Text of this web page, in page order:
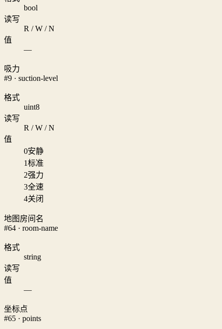
bool
读写
R / W / N
值
—
吸力
#9 · suction-level
格式
uint8
读写
R / W / N
值
0安静
1标准
2强力
3全速
4关闭
地图房间名
#64 · room-name
格式
string
读写
值
—
坐标点
#65 · points